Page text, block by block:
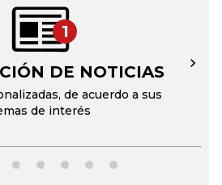
1
DE NOTICIAS
de acuerdo a sus
de interés
→